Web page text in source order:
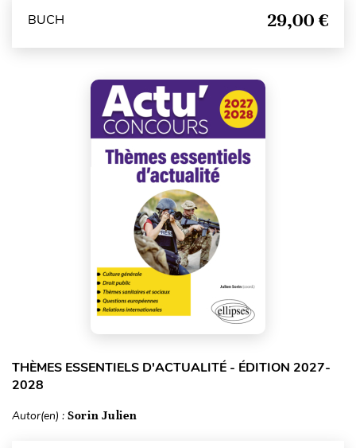
BUCH 29,00 €
THÈMES ESSENTIELS D'ACTUALITÉ - ÉDITION 2027-
2028
Autor(en) : Sorin Julien